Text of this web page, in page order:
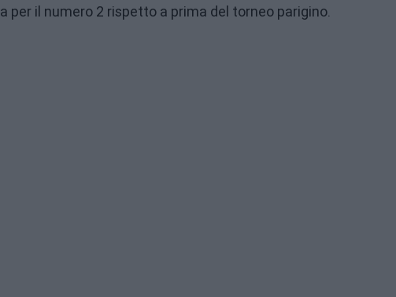
per il numero 2 rispetto a prima del torneo parigino.